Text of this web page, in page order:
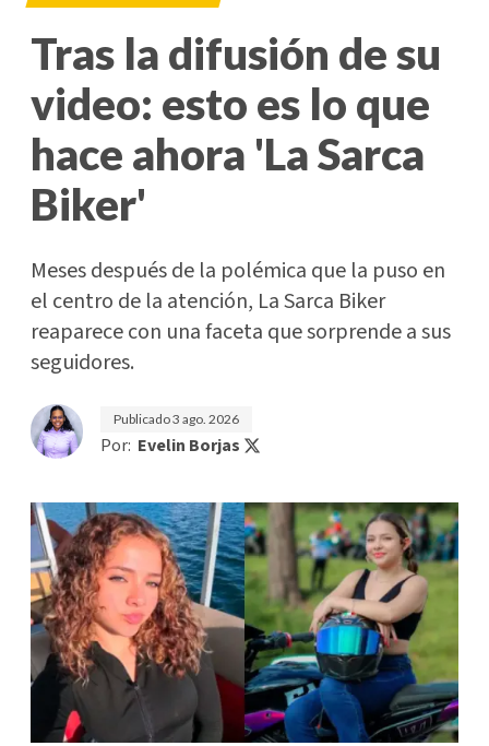
Tras la difusión de su
video: esto es lo que
hace ahora 'La Sarca
Biker'
Meses después de la polémica que la puso en
el centro de la atención, La Sarca Biker
reaparece con una faceta que sorprende a sus
seguidores.
Publicado3 ago. 2026
Por: Evelin Borjas